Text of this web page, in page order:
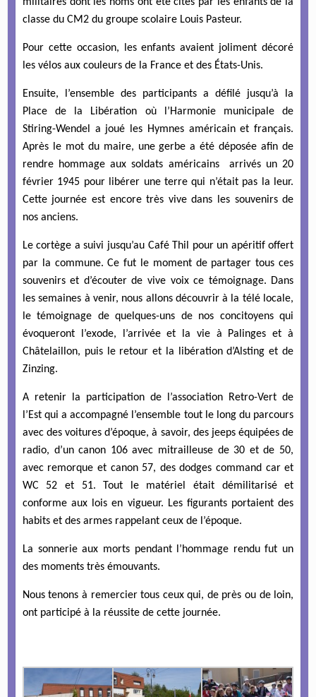
classe du CM2 du groupe scolaire Louis Pasteur.
Pour cette occasion, les enfants avaient joliment décoré
les vélos aux couleurs de la France et des États-Unis.
Ensuite, l’ensemble des participants a défilé jusqu’à la
Place de la Libération où l’Harmonie municipale de
Stiring-Wendel a joué les Hymnes américain et français.
Après le mot du maire, une gerbe a été déposée afin de
rendre hommage aux soldats américains arrivés un 20
février 1945 pour libérer une terre qui n’était pas la leur.
Cette journée est encore très vive dans les souvenirs de
nos anciens.
Le cortège a suivi jusqu’au Café Thil pour un apéritif offert
par la commune. Ce fut le moment de partager tous ces
souvenirs et d’écouter de vive voix ce témoignage. Dans
les semaines à venir, nous allons découvrir à la télé locale,
le témoignage de quelques-uns de nos concitoyens qui
évoqueront l’exode, l’arrivée et la vie à Palinges et à
Châtelaillon, puis le retour et la libération d’Alsting et de
Zinzing.
A retenir la participation de l’association Retro-Vert de
l’Est qui a accompagné l’ensemble tout le long du parcours
avec des voitures d’époque, à savoir, des jeeps équipées de
radio, d’un canon 106 avec mitrailleuse de 30 et de 50,
avec remorque et canon 57, des dodges command car et
WC 52 et 51. Tout le matériel était démilitarisé et
conforme aux lois en vigueur. Les figurants portaient des
habits et des armes rappelant ceux de l’époque.
La sonnerie aux morts pendant l’hommage rendu fut un
des moments très émouvants.
Nous tenons à remercier tous ceux qui, de près ou de loin,
ont participé à la réussite de cette journée.